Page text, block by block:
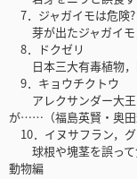
7．ジャガイモは危険?
芽が出たジャガイモ
8．ドクゼリ
日本三大有毒植物，
9．キョウチクトウ
アレクサンダー大王
が……（福島英賢・奥田
10．イヌサフラン，グ
球根や塊茎を誤って
動物編